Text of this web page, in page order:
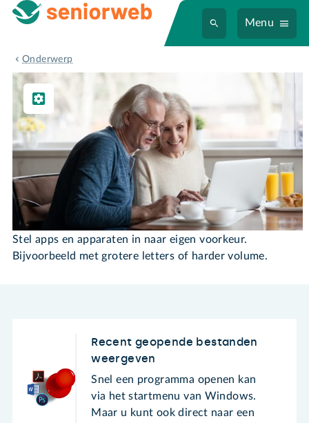
Menu
Onderwerp
Instellen & Gebruiken
Instellen & Gebruiken
Stel apps en apparaten in naar eigen voorkeur.
Bijvoorbeeld met grotere letters of harder volume.
Recent geopende bestanden
weergeven
Snel een programma openen kan
via het startmenu van Windows.
Maar u kunt ook direct naar een